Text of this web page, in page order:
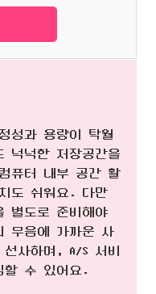
성과 용량이 탁월
넉넉한 저장공간을
퓨터 내부 공간 활
도 쉬워요. 다만
별도로 준비해야
무음에 가까운 사
선사하며, A/S 서비
할 수 있어요.